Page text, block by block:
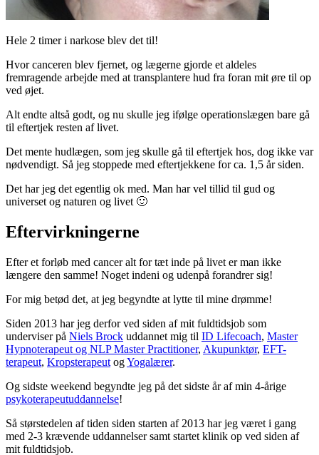
Hele 2 timer i narkose blev det til!
Hvor canceren blev fjernet, og lægerne gjorde et aldeles
fremragende arbejde med at transplantere hud fra foran mit øre til op
ved øjet.
Alt endte altså godt, og nu skulle jeg ifølge operationslægen bare gå
til eftertjek resten af livet.
Det mente hudlægen, som jeg skulle gå til eftertjek hos, dog ikke var
nødvendigt. Så jeg stoppede med eftertjekkene for ca. 1,5 år siden.
Det har jeg det egentlig ok med. Man har vel tillid til gud og
universet og naturen og livet 🙂
Eftervirkningerne
Efter et forløb med cancer alt for tæt inde på livet er man ikke
længere den samme! Noget indeni og udenpå forandrer sig!
For mig betød det, at jeg begyndte at lytte til mine drømme!
Siden 2013 har jeg derfor ved siden af mit fuldtidsjob som
underviser på Niels Brock uddannet mig til ID Lifecoach, Master
Hypnoterapeut og NLP Master Practitioner, Akupunktør, EFT-
terapeut, Kropsterapeut ogYogalærer.
Og sidste weekend begyndte jeg på det sidste år af min 4-årige
psykoterapeutuddannelse!
Så størstedelen af tiden siden starten af 2013 har jeg været i gang
med 2-3 krævende uddannelser samt startet klinik op ved siden af
mit fuldtidsjob.